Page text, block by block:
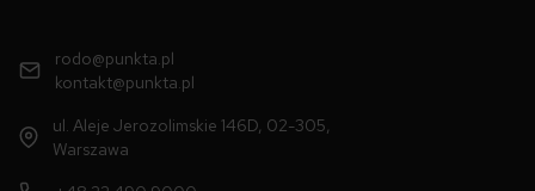
rodo@punkta.pl
kontakt@punkta.pl
ul. Aleje Jerozolimskie 146D, 02-305,
Warszawa